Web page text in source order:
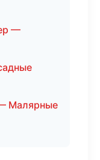
—
Малярные